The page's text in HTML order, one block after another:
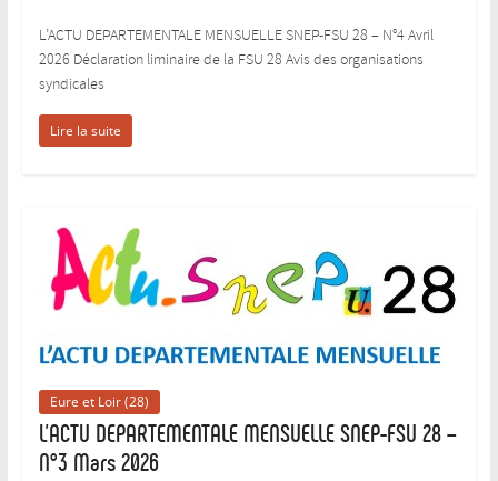
L’ACTU DEPARTEMENTALE MENSUELLE SNEP-FSU 28 – N°4 Avril
2026 Déclaration liminaire de la FSU 28 Avis des organisations
syndicales
Lire la suite
Eure et Loir (28)
L’ACTU DEPARTEMENTALE MENSUELLE SNEP-FSU 28 –
N°3 Mars 2026